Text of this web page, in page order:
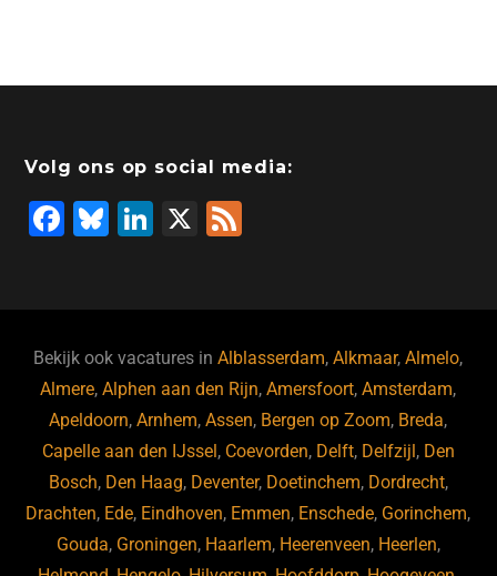
Volg ons op social media:
F
b
o
o
k
Bl
ky
Li
dI
n
X
Bekijk ook vacatures inAlblasserdam,Alkmaar,Almelo,
Almere,Alphen aan den Rijn,Amersfoort,Amsterdam,
Apeldoorn,Arnhem,Assen, Bergen op Zoom, Breda,
Capelle aan den IJssel, Coevorden, Delft, Delfzijl, Den
Bosch, Den Haag, Deventer, Doetinchem, Dordrecht,
Drachten, Ede, Eindhoven, Emmen, Enschede, Gorinchem,
Gouda, Groningen, Haarlem, Heerenveen, Heerlen,